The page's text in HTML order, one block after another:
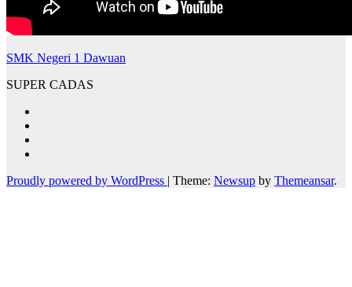
SMK Negeri 1 Dawuan
SUPER CADAS
Proudly powered by WordPress | Theme: Newsup by Themeansar.